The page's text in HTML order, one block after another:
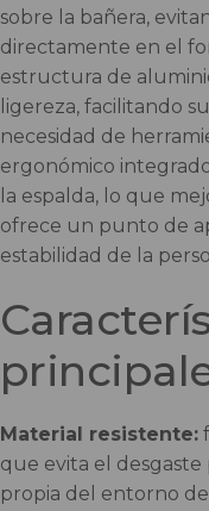
sobre la bañera,
directamente en el
estructura de
ligereza, facilitando
necesidad de
ergonómico
la espalda, lo que
ofrece un punto de
estabilidad de la
Material resistente:
que evita el
propia del entorno